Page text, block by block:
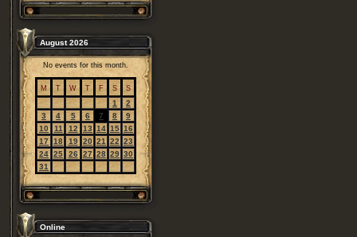
August 2026
No events for this month.
M T W T F S S
1
2
3
4 5 6 7 8
9
10
11 12 13 14 15 16
17 18 19 20 21 22 23
24 25 26 27 28 29 30
31
Online